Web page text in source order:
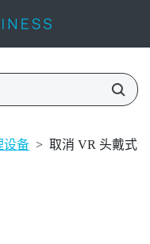
设备 > 取消 VR 头戴式